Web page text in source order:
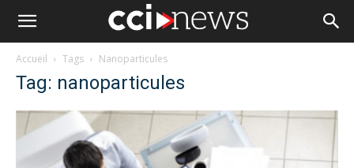
Accueil Tags Nanoparticules
Tag: nanoparticules